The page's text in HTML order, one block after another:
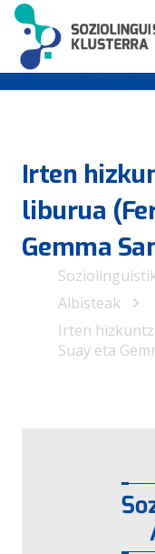
Irten
liburua
Gemma
Albisteak
Irten
Suay eta